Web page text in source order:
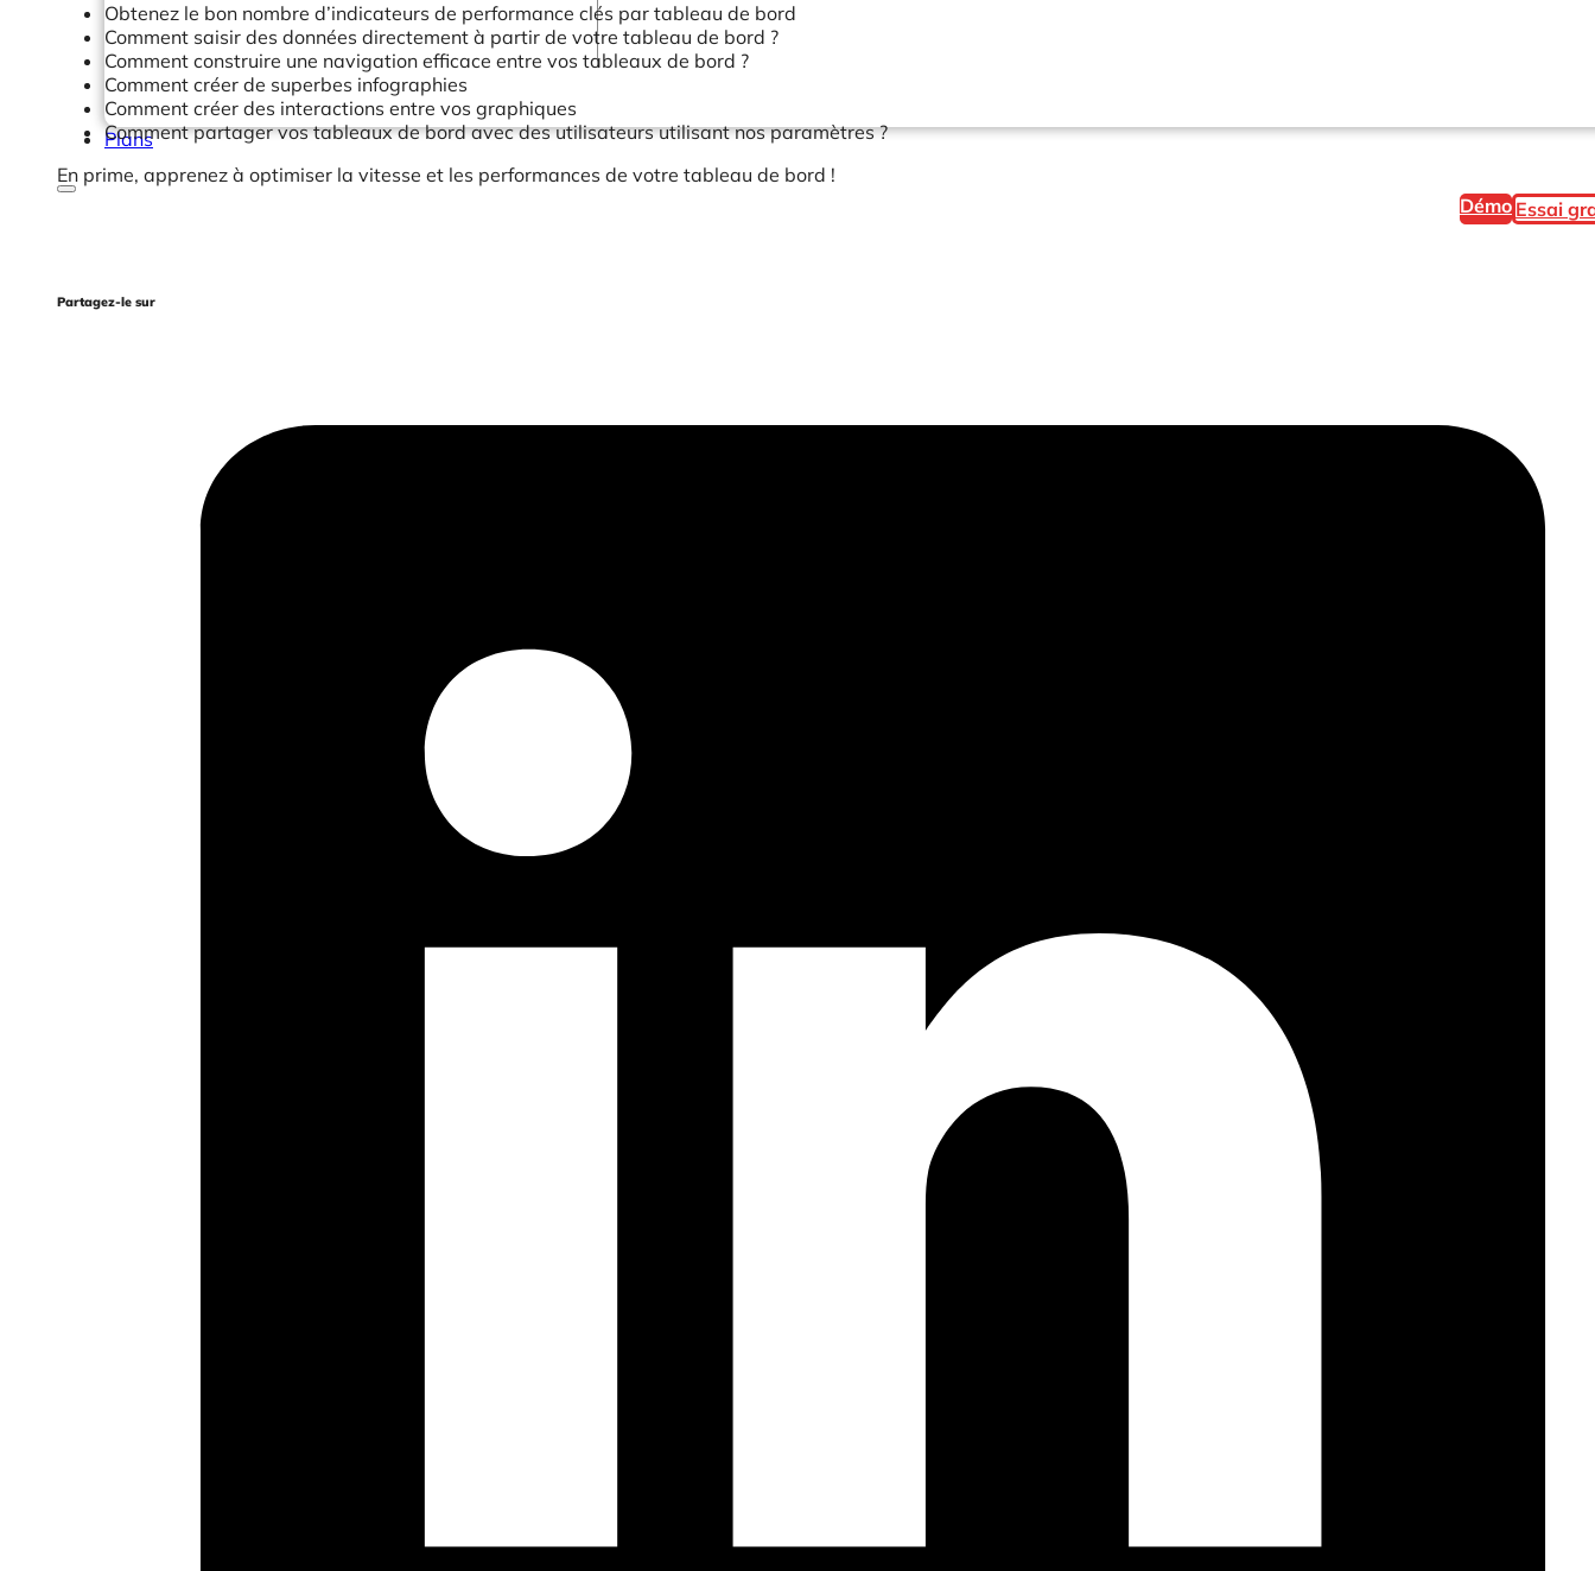
Plans
Démo Essai
Obtenez le bon nombre d’indicateurs de performance clés par tableau de bord
Comment saisir des données directement à partir de votre tableau de bord ?
Comment construire une navigation efficace entre vos tableaux de bord ?
Comment créer de superbes infographies
Comment créer des interactions entre vos graphiques
Comment partager vos tableaux de bord avec des utilisateurs utilisant nos paramètres ?
En prime, apprenez à optimiser la vitesse et les performances de votre tableau de bord !
Partagez-le sur